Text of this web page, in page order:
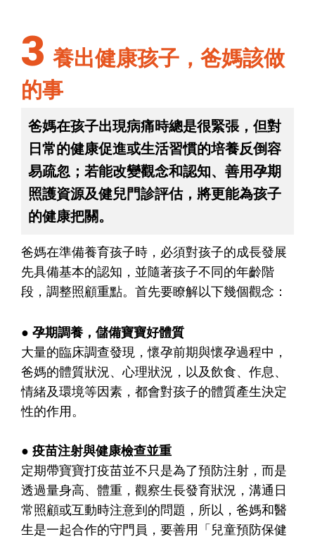
3 養出健康孩子，爸媽該做
的事
爸媽在孩子出現病痛時總是很緊張，但對
日常的健康促進或生活習慣的培養反倒容
易疏忽；若能改變觀念和認知、善用孕期
照護資源及健兒門診評估，將更能為孩子
的健康把關。
爸媽在準備養育孩子時，必須對孩子的成長發展
先具備基本的認知，並隨著孩子不同的年齡階
段，調整照顧重點。首先要瞭解以下幾個觀念：
● 孕期調養，儲備寶寶好體質
大量的臨床調查發現，懷孕前期與懷孕過程中，
爸媽的體質狀況、心理狀況，以及飲食、作息、
情緒及環境等因素，都會對孩子的體質產生決定
性的作用。
● 疫苗注射與健康檢查並重
定期帶寶寶打疫苗並不只是為了預防注射，而是
透過量身高、體重，觀察生長發育狀況，溝通日
常照顧或互動時注意到的問題，所以，爸媽和醫
生是一起合作的守門員，要善用「兒童預防保健